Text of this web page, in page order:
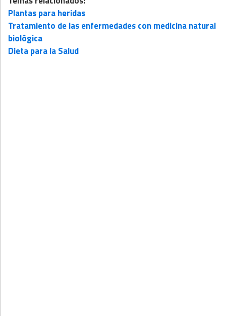
Plantas para heridas
Tratamiento de las enfermedades con medicina natural
biológica
Dieta para la Salud